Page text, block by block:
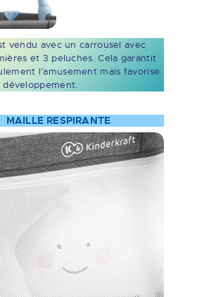
vendu avec un carrousel avec
et 3 peluches. Cela garantit
l’amusement mais favorise
développement.
MAILLE RESPIRANTE